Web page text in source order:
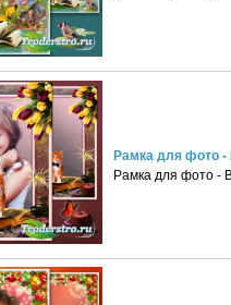
Рамка для фото -
Рамка для фото -